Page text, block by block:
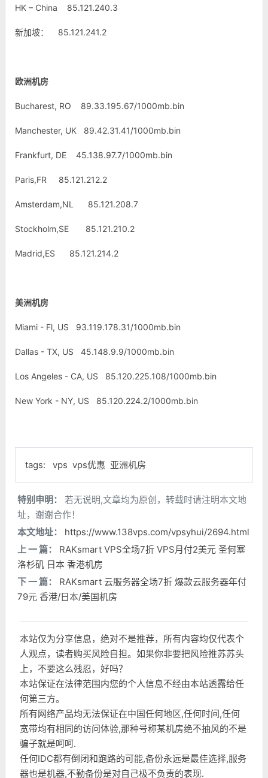
HK – China 85.121.240.3
新加坡： 85.121.241.2
欧洲机房
Bucharest, RO 89.33.195.67/1000mb.bin
Manchester, UK 89.42.31.41/1000mb.bin
Frankfurt, DE 45.138.97.7/1000mb.bin
Paris,FR 85.121.212.2
Amsterdam,NL 85.121.208.7
Stockholm,SE 85.121.210.2
Madrid,ES 85.121.214.2
美洲机房
Miami - Fl, US 93.119.178.31/1000mb.bin
Dallas - TX, US 45.148.9.9/1000mb.bin
Los Angeles - CA, US 85.120.225.108/1000mb.bin
New York - NY, US 85.120.224.2/1000mb.bin
tags: vps vps优惠 亚洲机房
特别申明：
若无说明,文章均为原创，转载时请注明本文地
址，谢谢合作！
本文地址：
https://www.138vps.com/vpsyhui/2694.html
上 一 篇：
RAKsmart VPS全场7折 VPS月付2美元 圣何塞
洛杉矶 日本 香港机房
下 一 篇：
RAKsmart 云服务器全场7折 爆款云服务器年付
79元 香港/日本/美国机房
本站仅为分享信息，绝对不是推荐，所有内容均仅代表个
人观点，读者购买风险自担。如果你非要把风险推苏苏头
上，不要这么残忍，好吗？
本站保证在法律范围内您的个人信息不经由本站透露给任
何第三方。
所有网络产品均无法保证在中国任何地区,任何时间,任何
宽带均有相同的访问体验,那种号称某机房绝不抽风的不是
骗子就是呵呵.
任何IDC都有倒闭和跑路的可能,备份永远是最佳选择,服务
器也是机器,不勤备份是对自己极不负责的表现.